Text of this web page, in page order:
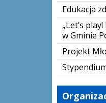
Edukacja
„Let’s
w Gminie
Projekt